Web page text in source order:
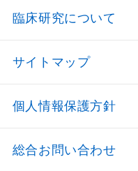
臨床研究について
サイトマップ
個人情報保護方針
総合お問い合わせ